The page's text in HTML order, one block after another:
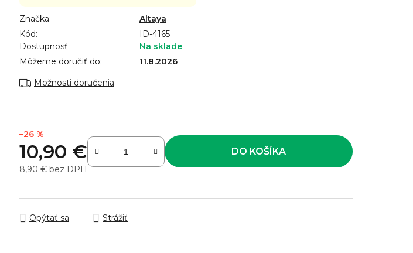
produktu
je
0,0
z
hviezdičiek.
Dostupnosť
Na sklade
Môžeme doručiť do:
11.8.2026
Možnosti doručenia
Značka:
Altaya
Kód:
ID-4165
–26 %
10,90 €
8,90 € bez DPH
DO KOŠÍKA
Opýtať sa Strážiť